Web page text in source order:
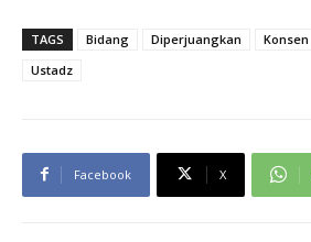
TAGS Bidang Diperjuangkan Konsen
Ustadz
Facebook X